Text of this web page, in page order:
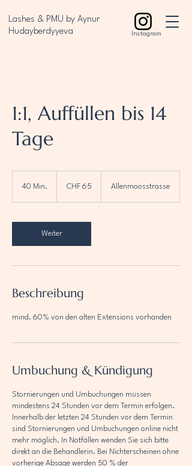
Lashes & PMU by Aynur
Hudayberdyyeva
Instagram
1:1, Auffüllen bis 14
Tage
40 Min.
i
n
Franken
CHF 65 Allenmoosstrasse
Weiter
Beschreibung
mind. 60% von den alten Extensions vorhanden
Umbuchung & Kündigung
Stornierungen und Umbuchungen müssen
mindestens 24 Stunden vor dem Termin erfolgen.
Innerhalb der letzten 24 Stunden vor dem Termin
sind Stornierungen und Umbuchungen online nicht
mehr möglich. In Notfällen wenden Sie sich bitte
direkt an die Behandlerin. Bei Nichterscheinen ohne
vorherige Absage werden 50 % der